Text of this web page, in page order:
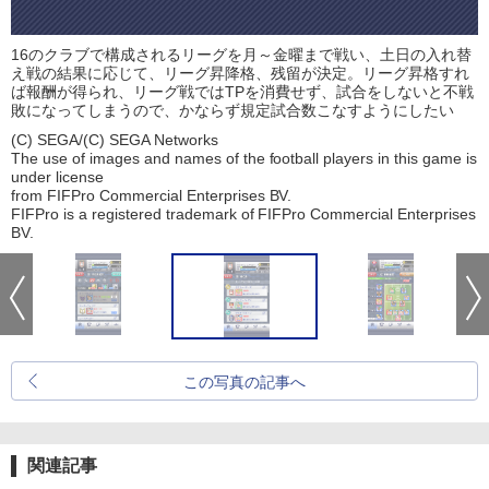
16のクラブで構成されるリーグを月～金曜まで戦い、土日の入れ替
え戦の結果に応じて、リーグ昇降格、残留が決定。リーグ昇格すれ
ば報酬が得られ、リーグ戦ではTPを消費せず、試合をしないと不戦
敗になってしまうので、かならず規定試合数こなすようにしたい
(C) SEGA/(C) SEGA Networks
The use of images and names of the football players in this game is
under license
from FIFPro Commercial Enterprises BV.
FIFPro is a registered trademark of FIFPro Commercial Enterprises
BV.
この写真の記事へ
関連記事